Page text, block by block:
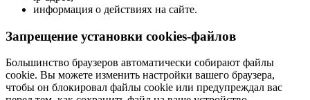
информация о действиях на сайте.
Запрещение установки cookies-файлов
Большинство браузеров автоматически собирают файлы
cookie. Вы можете изменить настройки вашего браузера,
чтобы он блокировал файлы cookie или предупреждал вас